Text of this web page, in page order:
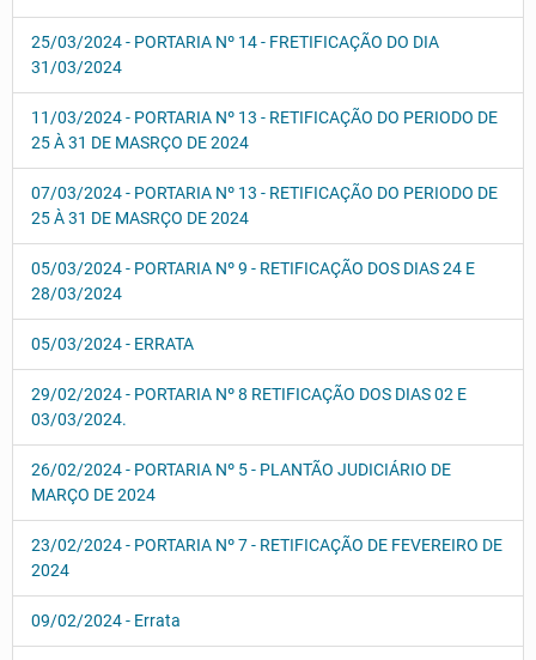
25/03/2024 - PORTARIA Nº 14 - FRETIFICAÇÃO DO DIA
31/03/2024
11/03/2024 - PORTARIA Nº 13 - RETIFICAÇÃO DO PERIODO DE
25 À 31 DE MASRÇO DE 2024
07/03/2024 - PORTARIA Nº 13 - RETIFICAÇÃO DO PERIODO DE
25 À 31 DE MASRÇO DE 2024
05/03/2024 - PORTARIA Nº 9 - RETIFICAÇÃO DOS DIAS 24 E
28/03/2024
05/03/2024 - ERRATA
29/02/2024 - PORTARIA Nº 8 RETIFICAÇÃO DOS DIAS 02 E
03/03/2024.
26/02/2024 - PORTARIA Nº 5 - PLANTÃO JUDICIÁRIO DE
MARÇO DE 2024
23/02/2024 - PORTARIA Nº 7 - RETIFICAÇÃO DE FEVEREIRO DE
2024
09/02/2024 - Errata